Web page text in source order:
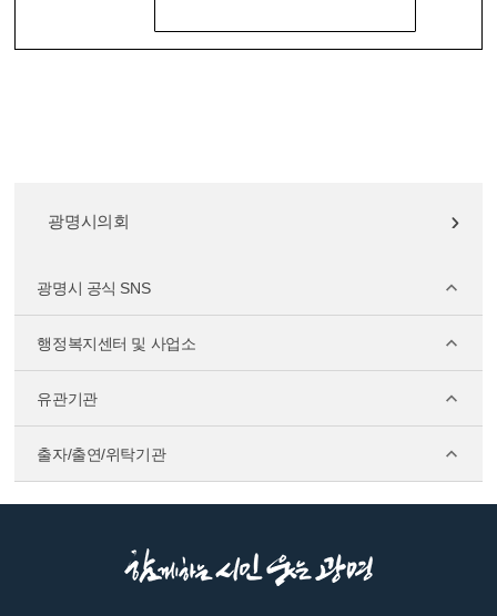
광명시의회
광명시 공식 SNS
행정복지센터 및 사업소
유관기관
출자/출연/위탁기관